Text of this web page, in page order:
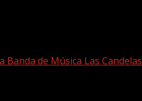
de Música Las Candelas